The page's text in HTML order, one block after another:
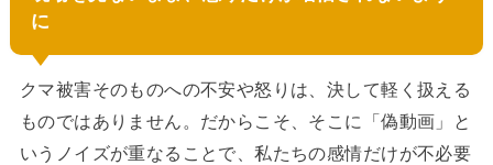
に
クマ被害そのものへの不安や怒りは、決して軽く扱える
ものではありません。だからこそ、そこに「偽動画」と
いうノイズが重なることで、私たちの感情だけが不必要